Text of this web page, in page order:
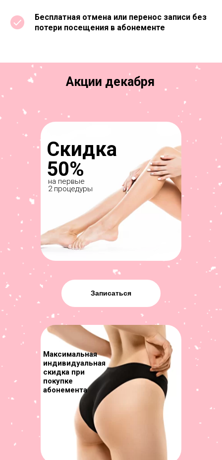
Бесплатная отмена или перенос записи без
потери посещения в абонементе
Акции декабря
Скидка
50%
на первые
2 процедуры
Максимальная
индивидуальная
скидка при
покупке
абонемента
Записаться